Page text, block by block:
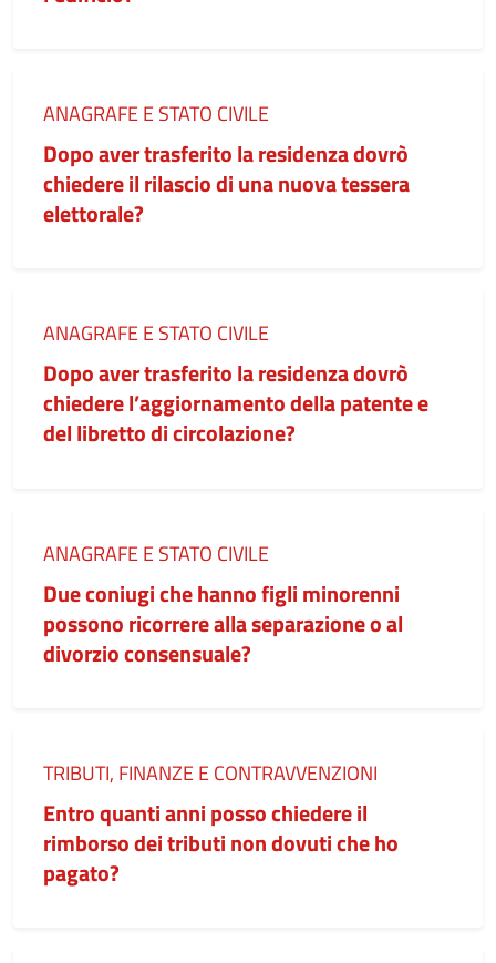
Categoria:
ANAGRAFE E STATO CIVILE
Dopo aver trasferito la residenza dovrò
chiedere il rilascio di una nuova tessera
elettorale?
Categoria:
ANAGRAFE E STATO CIVILE
Dopo aver trasferito la residenza dovrò
chiedere l’aggiornamento della patente e
del libretto di circolazione?
Categoria:
ANAGRAFE E STATO CIVILE
Due coniugi che hanno figli minorenni
possono ricorrere alla separazione o al
divorzio consensuale?
Categoria:
TRIBUTI, FINANZE E CONTRAVVENZIONI
Entro quanti anni posso chiedere il
rimborso dei tributi non dovuti che ho
pagato?